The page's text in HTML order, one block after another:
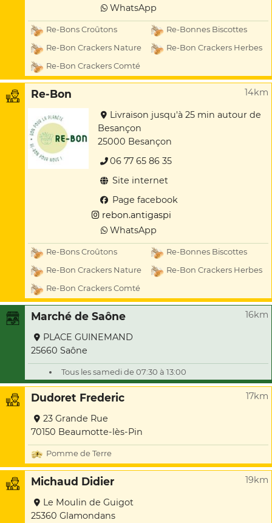
WhatsApp
Re-Bons Croûtons
Re-Bonnes Biscottes
Re-Bon Crackers Nature
Re-Bon Crackers Herbes
Re-Bon Crackers Comté
Re-Bon 14km
Livraison jusqu'à 25 min autour de
Besançon
25000 Besançon
06 77 65 86 35
Site internet
Page facebook
rebon.antigaspi
WhatsApp
Re-Bons Croûtons
Re-Bonnes Biscottes
Re-Bon Crackers Nature
Re-Bon Crackers Herbes
Re-Bon Crackers Comté
Marché de Saône 16km
PLACE GUINEMAND
25660 Saône
Tous les samedi de 07:30 à 13:00
Dudoret Frederic 17km
23 Grande Rue
70150 Beaumotte-lès-Pin
Pomme de Terre
Michaud Didier 19km
Le Moulin de Guigot
25360 Glamondans